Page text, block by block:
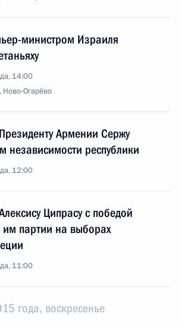
министром Израиля
14:00
Ново-Огарёво
Армении Сержу
независимости республики
12:00
Ципрасу с победой
им партии на выборах
11:00
года, воскресенье